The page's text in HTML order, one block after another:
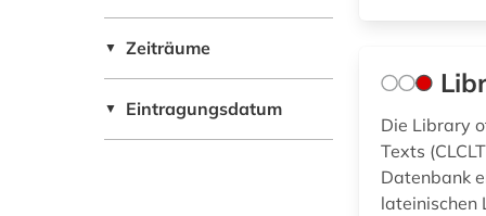
Nachschlagwerk (1
Zeitungs-,
▼ Zeiträume
▼ Eintragungsdatum
Die Library
Texts
Datenbank
lateinischen